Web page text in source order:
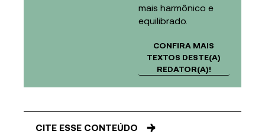
mais harmônico e
equilibrado.
CONFIRA MAIS
TEXTOS DESTE(A)
REDATOR(A)!
CITE ESSE CONTEÚDO